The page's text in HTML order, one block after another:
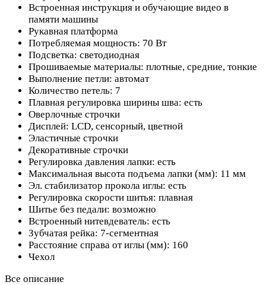
Встроенная инструкция и обучающие видео в
памяти машины
Рукавная платформа
Потребляемая мощность: 70 Вт
Подсветка: светодиодная
Прошиваемые материалы: плотные, средние, тонкие
Выполнение петли: автомат
Количество петель: 7
Плавная регулировка ширины шва: есть
Оверлочные строчки
Дисплей: LCD, сенсорный, цветной
Эластичные строчки
Декоративные строчки
Регулировка давления лапки: есть
Максимальная высота подъема лапки (мм): 11 мм
Эл. стабилизатор прокола иглы: есть
Регулировка скорости шитья: плавная
Шитье без педали: возможно
Встроенный нитевдеватель: есть
Зубчатая рейка: 7-сегментная
Расстояние справа от иглы (мм): 160
Чехол
Все описание